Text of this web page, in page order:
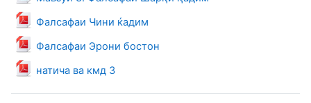
Фалсафаи Чини ќадим
Файл
Фалсафаи Эрони бостон
Файл
натича ва кмд 3
Файл